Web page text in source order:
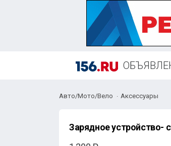
Авто/Мото/Вело Аксессуары
Зарядное устройство-